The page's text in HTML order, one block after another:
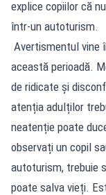
explice copiilor că
într-un autoturism.
Avertismentul vine
această perioadă.
de ridicate și
atenția adulților
neatenție poate
observați un copil
autoturism, trebuie
poate salva vieți.